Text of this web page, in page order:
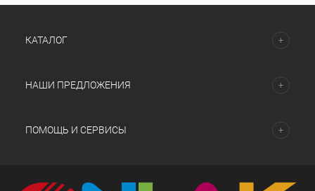
КАТАЛОГ
НАШИ ПРЕДЛОЖЕНИЯ
ПОМОЩЬ И СЕРВИСЫ